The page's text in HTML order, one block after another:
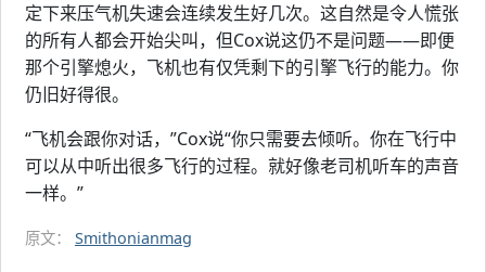
定下来压气机失速会连续发生好几次。这自然是令人慌张
的所有人都会开始尖叫，但Cox说这仍不是问题——即便
那个引擎熄火，飞机也有仅凭剩下的引擎飞行的能力。你
仍旧好得很。
“飞机会跟你对话，”Cox说“你只需要去倾听。你在飞行中
可以从中听出很多飞行的过程。就好像老司机听车的声音
一样。”
原文： Smithonianmag